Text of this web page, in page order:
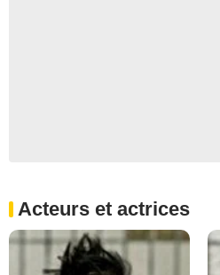
Acteurs et actrices